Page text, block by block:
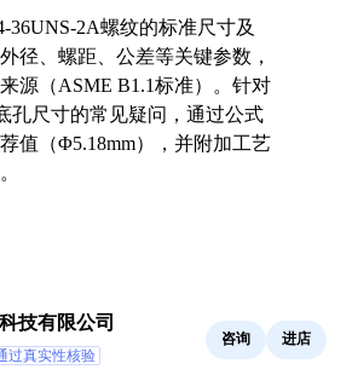
36UNS-2A螺纹的标准尺寸及
径、螺距、公差等关键参数，
源（ASME B1.1标准）。针对
孔尺寸的常见疑问，通过公式
值（Φ5.18mm），并附加工艺
技有限公司
过真实性核验
咨询 进店